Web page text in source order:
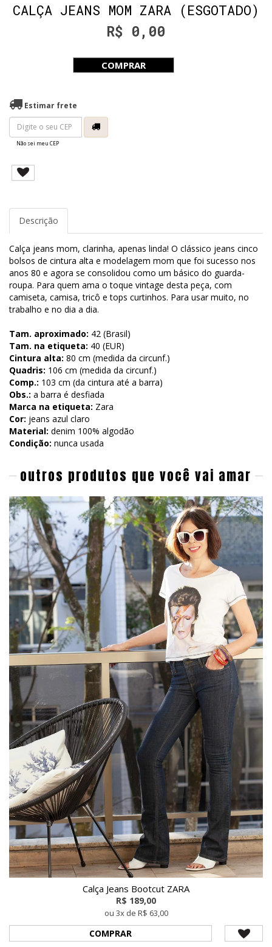
CALÇA JEANS MOM ZARA (ESGOTADO)
R$ 0,00
COMPRAR
Estimar frete
Não sei meu CEP
Descrição
Calça jeans mom, clarinha, apenas linda! O clássico jeans cinco
bolsos de cintura alta e modelagem mom que foi sucesso nos
anos 80 e agora se consolidou como um básico do guarda-
roupa. Para quem ama o toque vintage desta peça, com
camiseta, camisa, tricô e tops curtinhos. Para usar muito, no
trabalho e no dia a dia.
Tam. aproximado: 42 (Brasil)
Tam. na etiqueta: 40 (EUR)
Cintura alta: 80 cm (medida da circunf.)
Quadris: 106 cm (medida da circunf.)
Comp.: 103 cm (da cintura até a barra)
Obs.: a barra é desfiada
Marca na etiqueta: Zara
Cor: jeans azul claro
Material: denim 100% algodão
Condição: nunca usada
outros produtos que você vai amar
Calça Jeans Bootcut ZARA
R$ 189,00
ou 3x de R$ 63,00
COMPRAR